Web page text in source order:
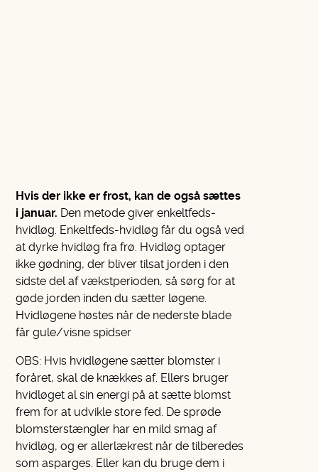
Hvis der ikke er frost, kan de også sættes
i januar. Den metode giver enkeltfeds-
hvidløg. Enkeltfeds-hvidløg får du også ved
at dyrke hvidløg fra frø. Hvidløg optager
ikke gødning, der bliver tilsat jorden i den
sidste del af vækstperioden, så sørg for at
gøde jorden inden du sætter løgene.
Hvidløgene høstes når de nederste blade
får gule/visne spidser
OBS: Hvis hvidløgene sætter blomster i
foråret, skal de knækkes af. Ellers bruger
hvidløget al sin energi på at sætte blomst
frem for at udvikle store fed. De sprøde
blomsterstængler har en mild smag af
hvidløg, og er allerlækrest når de tilberedes
som asparges. Eller kan du bruge dem i